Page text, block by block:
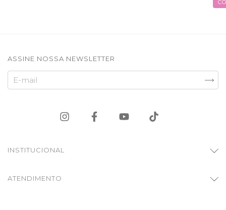
ASSINE NOSSA NEWSLETTER
INSTITUCIONAL
ATENDIMENTO